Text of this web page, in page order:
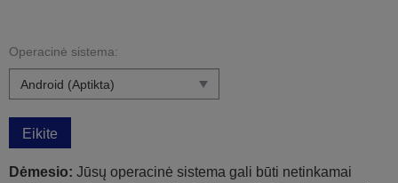
Operacinė sistema:
Eikite
Dėmesio: Jūsų operacinė sistema gali būti netinkamai